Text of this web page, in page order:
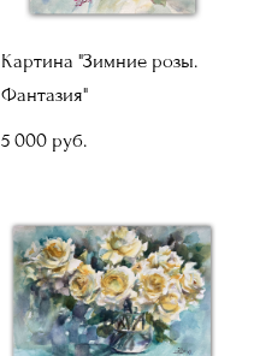
Картина "Зимние розы.
Фантазия"
5 000 pуб.